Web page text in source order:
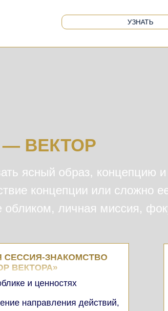
УЗНАТЬ
и ценностях
направления действий,
СЕССИЯ-ЗНАКОМСТВО
ВЕКТОРА»
— ВЕКТОР
ясный образ, концепцию
концепции или сложно
обликом, личная миссия,